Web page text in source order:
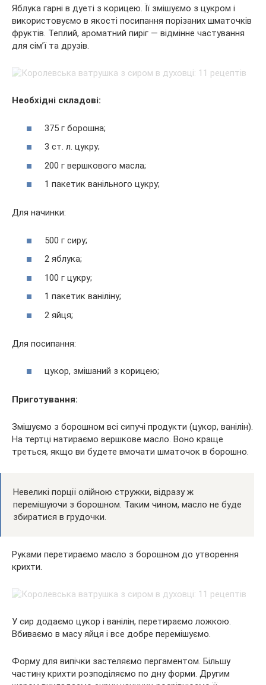
Яблука гарні в дуеті з корицею. Її змішуємо з цукром і
використовуємо в якості посипання порізаних шматочків
фруктів. Теплий, ароматний пиріг — відмінне частування
для сім’ї та друзів.
Необхідні складові:
375 г борошна;
3 ст. л. цукру;
200 г вершкового масла;
1 пакетик ванільного цукру;
Для начинки:
500 г сиру;
2 яблука;
100 г цукру;
1 пакетик ваніліну;
2 яйця;
Для посипання:
цукор, змішаний з корицею;
Приготування:
Змішуємо з борошном всі сипучі продукти (цукор, ванілін).
На тертці натираємо вершкове масло. Воно краще
треться, якщо ви будете вмочати шматочок в борошно.
Невеликі порції олійною стружки, відразу ж
перемішуючи з борошном. Таким чином, масло не буде
збиратися в грудочки.
Руками перетираємо масло з борошном до утворення
крихти.
У сир додаємо цукор і ванілін, перетираємо ложкою.
Вбиваємо в масу яйця і все добре перемішуємо.
Форму для випічки застеляємо пергаментом. Більшу
частину крихти розподіляємо по дну форми. Другим